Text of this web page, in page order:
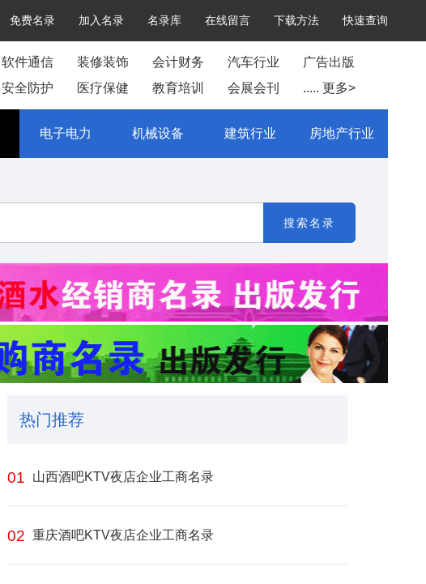
免费名录 加入名录 名录库 在线留言 下载方法 快速查询
软件通信 装修装饰 会计财务 汽车行业
广告出版
安全防护 医疗保健 教育培训 会展会刊 ..... 更多>
电子电力 机械设备 建筑行业 房地产行业
搜索名录
热门推荐
01 山西酒吧KTV夜店企业工商名录
02 重庆酒吧KTV夜店企业工商名录